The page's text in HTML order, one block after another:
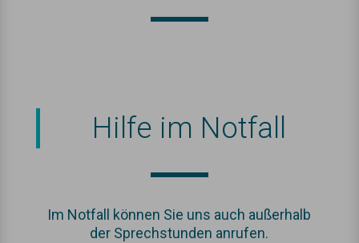
Hilfe im Notfall
Im Notfall können Sie uns auch außerhalb
der Sprechstunden anrufen.